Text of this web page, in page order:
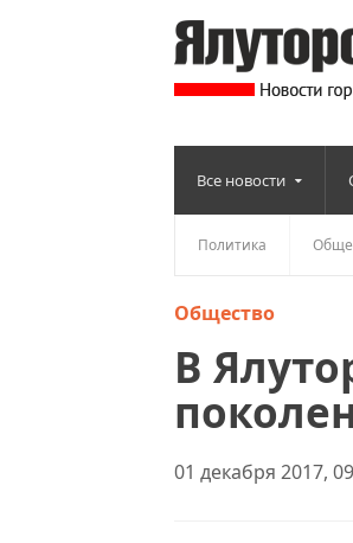
Все новости
Политика
Общество
В
01 декабря 2017,